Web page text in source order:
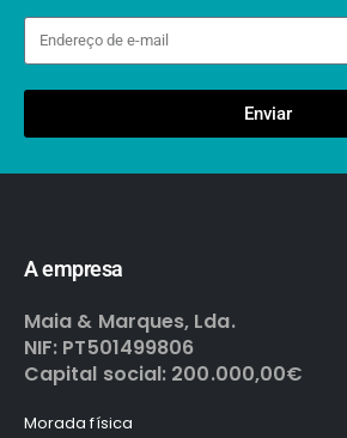
Enviar
A empresa
Maia & Marques, Lda.
NIF: PT501499806
Capital social: 200.000,00€
Morada física